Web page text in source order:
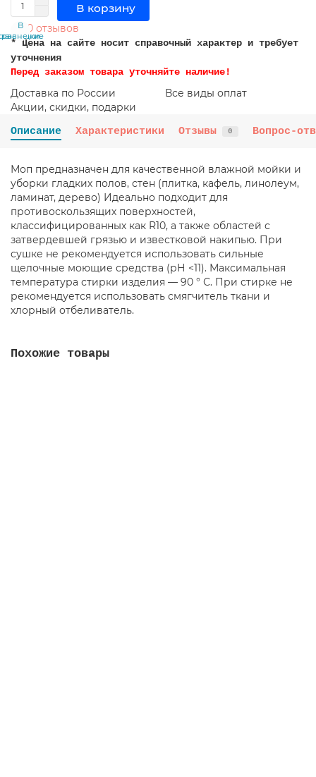
В корзину
В
закладки
В 0 отзывов
* Цена на сайте носит справочный характер и требует
уточнения
Перед заказом товара уточняйте наличие!
Доставка по России
Все виды оплат
Акции, скидки, подарки
Описание
Характеристики Отзывы 0 Вопрос-
Моп предназначен для качественной влажной мойки и
уборки гладких полов, стен (плитка, кафель, линолеум,
ламинат, дерево) Идеально подходит для
противоскользящих поверхностей,
классифицированных как R10, а также областей с
затвердевшей грязью и известковой накипью. При
сушке не рекомендуется использовать сильные
щелочные моющие средства (рН <11). Максимальная
температура стирки изделия — 90 ° С. При стирке не
рекомендуется использовать смягчитель ткани и
хлорный отбеливатель.
Похожие товары